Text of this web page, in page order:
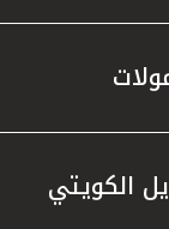
الكويتي